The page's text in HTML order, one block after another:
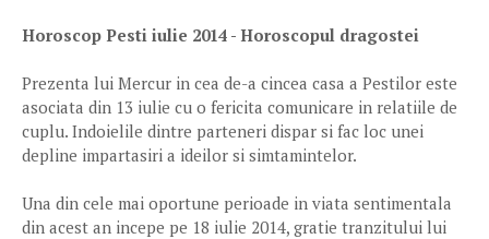
Horoscop Pesti iulie 2014 - Horoscopul dragostei
Prezenta lui Mercur in cea de-a cincea casa a Pestilor este
asociata din 13 iulie cu o fericita comunicare in relatiile de
cuplu. Indoielile dintre parteneri dispar si fac loc unei
depline impartasiri a ideilor si simtamintelor.
Una din cele mai oportune perioade in viata sentimentala
din acest an incepe pe 18 iulie 2014, gratie tranzitului lui